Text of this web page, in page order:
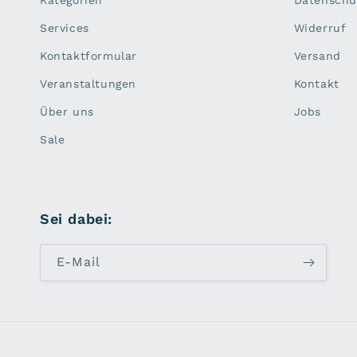
Services
Kontaktformular
Veranstaltungen
Über uns
Sale
Widerruf
Versand
Kontakt
Jobs
Sei dabei:
E-Mail